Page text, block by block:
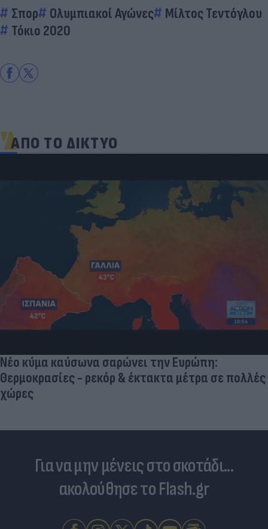
Σπορ Ολυμπιακοί Αγώνες
Μίλτος Τεντόγλου
Τόκιο 2020
ΑΠΟ ΤΟ ΔΙΚΤΥΟ
Νέο κύμα καύσωνα σαρώνει την Ευρώπη:
Θερμοκρασίες - ρεκόρ & έκτακτα μέτρα σε πολλές
χώρες
Για να μην μένεις στο σκοτάδι...
ακολούθησε το Flash.gr